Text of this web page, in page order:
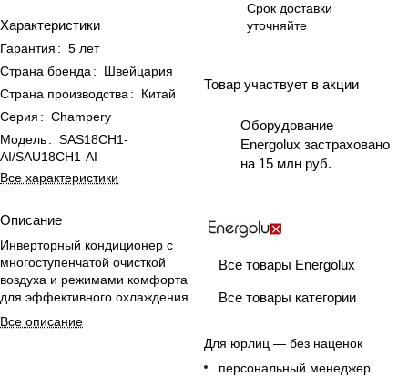
Характеристики
Гарантия : 5 лет
Страна бренда :
Швейцария
Страна производства :
Китай
Серия : Champery
Модель: SAS18CH1-
AI/SAU18CH1-AI
Все характеристики
Описание
Инверторный кондиционер с
многоступенчатой очисткой
воздуха и режимами комфорта
для эффективного охлаждения и
обогрева офиса до 50 м².
Все описание
Срок доставки
уточняйте
Товар участвует в акции
Оборудование
Energolux застраховано
на 15 млн руб.
Все товары Energolux
Все товары категории
Для юрлиц — без наценок
персональный менеджер